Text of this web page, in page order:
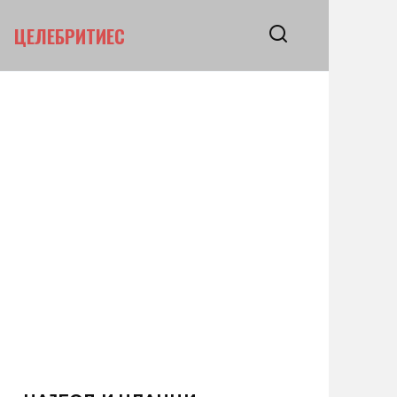
ЦЕЛЕБРИТИЕС